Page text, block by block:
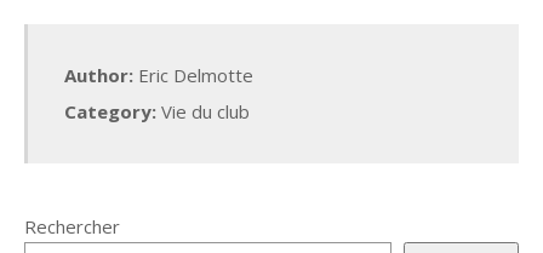
Author: Eric Delmotte
Category: Vie du club
Rechercher